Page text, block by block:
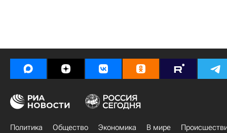
Политика Общество Экономика В мире